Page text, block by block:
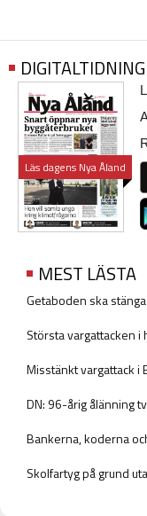
Läs dagens Nya Åland
MEST LÄSTA
Getaboden ska stänga
Största vargattacken
Misstänkt vargattack i
DN: 96-årig ålänning
Bankerna, koderna
Skolfartyg på grund